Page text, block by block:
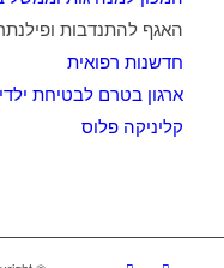
האגף להתנדבות
חדשנות רפואית
ארגון בטרם לבטיחת
קליניקה פלוס